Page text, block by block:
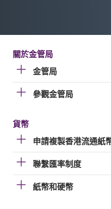
關於金管局
金管局
參觀金管局
貨幣
申請複製香港流通紙
聯繫匯率制度
紙幣和硬幣